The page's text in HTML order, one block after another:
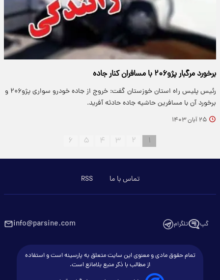
برخورد مرگبار پژو۲۰۶ با مسافران کنار جاده
رئیس پلیس راه استان خوزستان گفت: خروج از جاده خودرو سواری پژو۲۰۶ و
برخورد آن با مسافرین حاشیه جاده حادثه آفرید.
۲۵ آبان ۱۴۰۳
۱ ۲ ۳ ۴ ۵ ۶
تماس با ما RSS
گپ تلگرام info@parsine.com
تمام حقوق مادی و معنوی این سایت متعلق به پارسینه است و استفاده
از مطالب با ذکر منبع بلامانع است.